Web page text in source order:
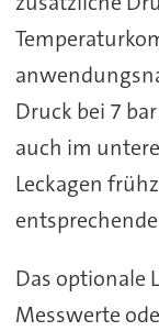
Druck bei 7
auch im
Leckagen
Das optionale
Messwerte